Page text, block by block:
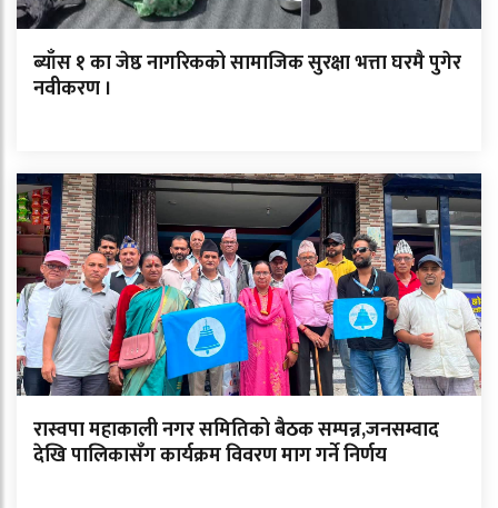
ब्याँस १ का जेष्ठ नागरिकको सामाजिक सुरक्षा भत्ता घरमै पुगेर
नवीकरण ।
रास्वपा महाकाली नगर समितिको बैठक सम्पन्न,जनसम्वाद
देखि पालिकासँग कार्यक्रम विवरण माग गर्ने निर्णय